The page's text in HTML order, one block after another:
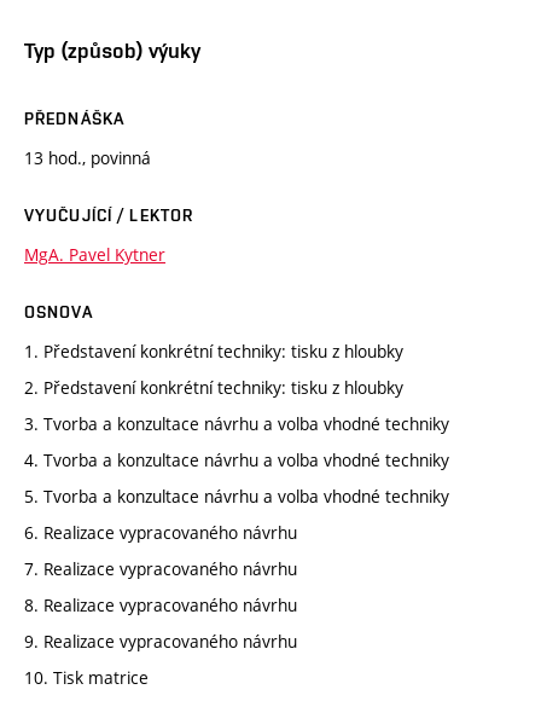
Typ (způsob) výuky
PŘEDNÁŠKA
13 hod., povinná
VYUČUJÍCÍ / LEKTOR
MgA. Pavel Kytner
OSNOVA
1. Představení konkrétní techniky: tisku z hloubky
2. Představení konkrétní techniky: tisku z hloubky
3. Tvorba a konzultace návrhu a volba vhodné techniky
4. Tvorba a konzultace návrhu a volba vhodné techniky
5. Tvorba a konzultace návrhu a volba vhodné techniky
6. Realizace vypracovaného návrhu
7. Realizace vypracovaného návrhu
8. Realizace vypracovaného návrhu
9. Realizace vypracovaného návrhu
10. Tisk matrice